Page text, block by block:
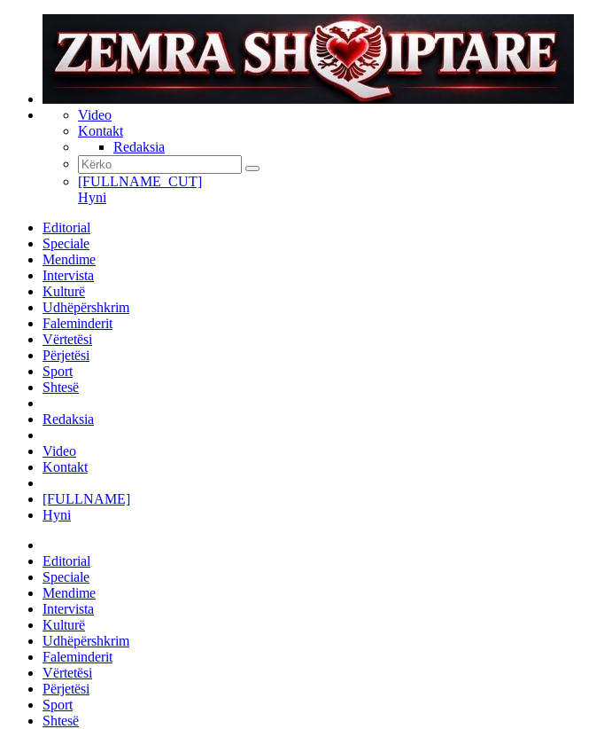
Video
Kontakt
Redaksia
[FULLNAME_CUT]
Hyni
Editorial
Speciale
Mendime
Intervista
Kulturë
Udhëpërshkrim
Faleminderit
Vërtetësi
Përjetësi
Sport
Shtesë
Redaksia
Video
Kontakt
[FULLNAME]
Hyni
Editorial
Speciale
Mendime
Intervista
Kulturë
Udhëpërshkrim
Faleminderit
Vërtetësi
Përjetësi
Sport
Shtesë